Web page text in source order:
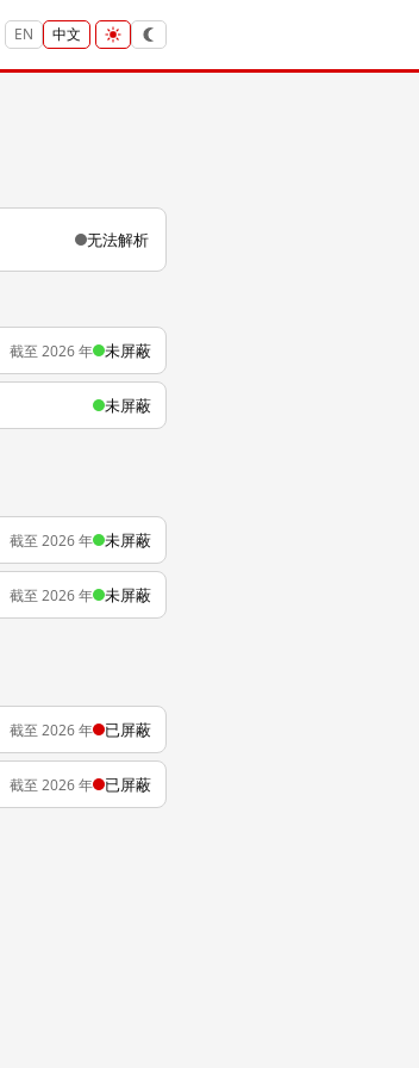
EN 中文
无法解析
截至 2026 年 未屏蔽
未屏蔽
截至 2026 年 未屏蔽
截至 2026 年 未屏蔽
截至 2026 年 已屏蔽
截至 2026 年 已屏蔽